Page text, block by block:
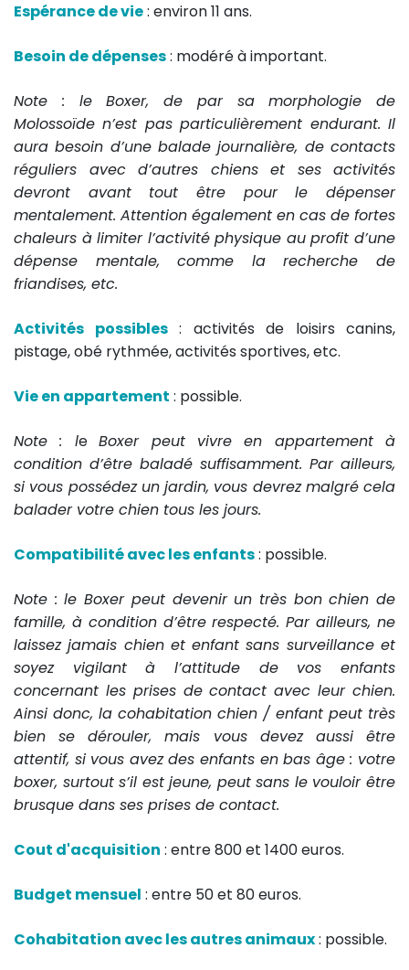
Espérance de vie: environ 11 ans.
Besoin de dépenses: modéré à important.
Note : le Boxer, de par sa morphologie de
Molossoïde n’est pas particulièrement endurant. Il
aura besoin d’une balade journalière, de contacts
réguliers avec d’autres chiens et ses activités
devront avant tout être pour le dépenser
mentalement. Attention également en cas de fortes
chaleurs à limiter l’activité physique au profit d’une
dépense mentale, comme la recherche de
friandises, etc.
Activités possibles: activités de loisirs canins,
pistage, obé rythmée, activités sportives, etc.
Vie en appartement : possible.
Note : leBoxer peut vivre en appartement à
condition d’être baladé suffisamment. Par ailleurs,
si vous possédez un jardin, vous devrez malgré cela
balader votre chien tous les jours.
Compatibilité avec les enfants: possible.
Note : le Boxer peut devenir un très bon chien de
famille, à condition d’être respecté. Par ailleurs, ne
laissez jamais chien et enfant sans surveillance et
soyez vigilant à l’attitude de vos enfants
concernant les prises de contact avec leur chien.
Ainsi donc, la cohabitation chien / enfant peut très
bien se dérouler, mais vous devez aussi être
attentif, si vous avez des enfants en bas âge : votre
boxer, surtout s’il est jeune, peut sans le vouloir être
brusque dans ses prises de contact.
Cout d'acquisition : entre 800 et 1400 euros.
Budget mensuel : entre 50 et 80 euros.
Cohabitation avec les autres animaux: possible.